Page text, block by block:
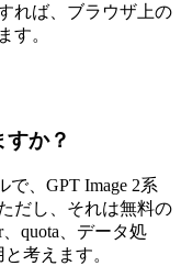
れば、ブラウザ上の
す。
か？
、GPT Image 2系
だし、それは無料の
quota、データ処
考えます。